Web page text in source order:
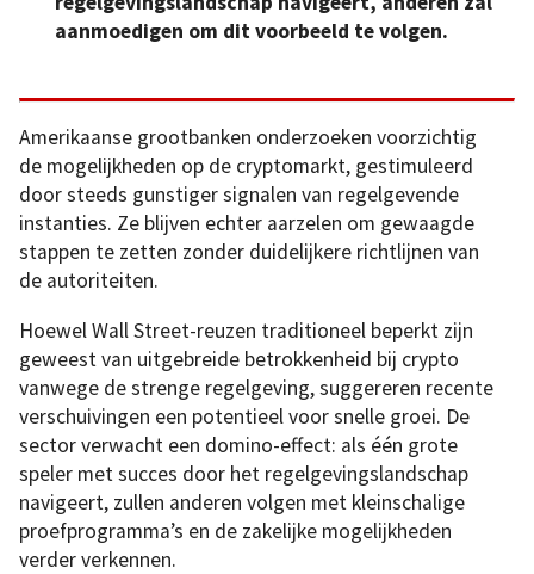
aanmoedigen om dit voorbeeld te volgen.
Amerikaanse grootbanken onderzoeken voorzichtig
de mogelijkheden op de cryptomarkt, gestimuleerd
door steeds gunstiger signalen van regelgevende
instanties. Ze blijven echter aarzelen om gewaagde
stappen te zetten zonder duidelijkere richtlijnen van
de autoriteiten.
Hoewel Wall Street-reuzen traditioneel beperkt zijn
geweest van uitgebreide betrokkenheid bij crypto
vanwege de strenge regelgeving, suggereren recente
verschuivingen een potentieel voor snelle groei. De
sector verwacht een domino-effect: als één grote
speler met succes door het regelgevingslandschap
navigeert, zullen anderen volgen met kleinschalige
proefprogramma’s en de zakelijke mogelijkheden
verder verkennen.